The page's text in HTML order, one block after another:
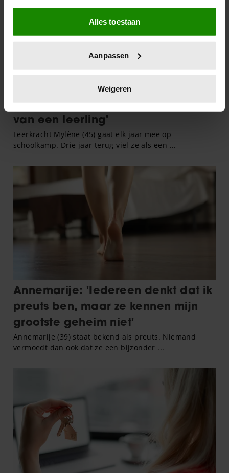
Als u het toestaat, willen we ook graag:
Informatie verzamelen over uw geografische
locatie, die tot een paar meter nauwkeurig kan zijn
scannen op specifieke eigenschappen (fingerprinting)
verwerkt en stel uw voorkeuren in het
intrekken in de Cookieverklaring.
We gebruiken cookies om content en advertenties te
personaliseren, om functies voor social media te bieden
informatie over uw gebruik van onze site met onze
partners voor social media, adverteren en analyse. Deze
partners kunnen deze gegevens combineren met andere
informatie die u aan ze heeft verstrekt of die ze hebben
verzameld op basis van uw gebruik van hun services. U
gaat akkoord met onze cookies als u onze website blijft
Alles toestaan
Aanpassen
Weigeren